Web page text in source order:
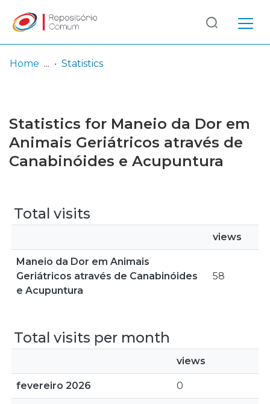
Browse repository
Entities
Log
In
(current)
Home Statistics
Statistics for Maneio da Dor em
Animais Geriátricos através de
Canabinóides e Acupuntura
Total visits
views
Maneio da Dor em Animais
Geriátricos através de Canabinóides
e Acupuntura
58
Total visits per month
views
fevereiro 2026 0